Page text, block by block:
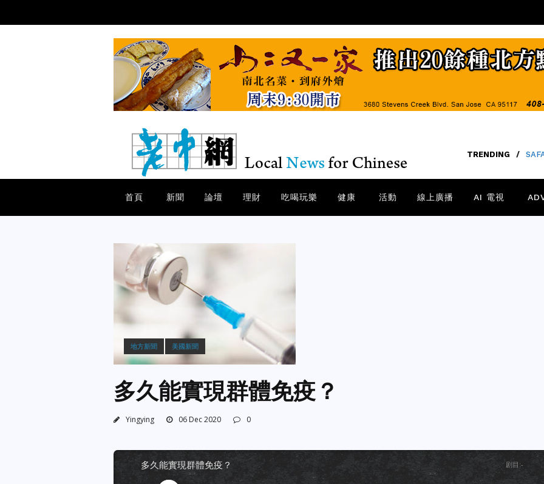
TRENDING /
首頁 新聞 論壇 理財 吃喝玩樂 健康 活動 線上廣播 AI 電視
地方新聞 美國新聞
多久能實現群體免疫？
Yingying 06 Dec 2020 0
多久能實現群體免疫？ 剧目 :-